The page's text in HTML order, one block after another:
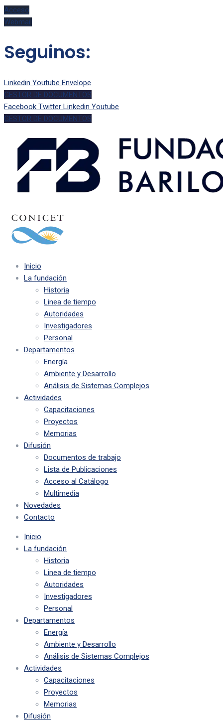
Acceso
Webmail
Seguinos:
Linkedin Youtube Envelope
GESTOR DE DOCUMENTOS
Facebook Twitter Linkedin Youtube
GESTOR DE DOCUMENTOS
Inicio
La fundación
Historia
Linea de tiempo
Autoridades
Investigadores
Personal
Departamentos
Energía
Ambiente y Desarrollo
Análisis de Sistemas Complejos
Actividades
Capacitaciones
Proyectos
Memorias
Difusión
Documentos de trabajo
Lista de Publicaciones
Acceso al Catálogo
Multimedia
Novedades
Contacto
Inicio
La fundación
Historia
Linea de tiempo
Autoridades
Investigadores
Personal
Departamentos
Energía
Ambiente y Desarrollo
Análisis de Sistemas Complejos
Actividades
Capacitaciones
Proyectos
Memorias
Difusión